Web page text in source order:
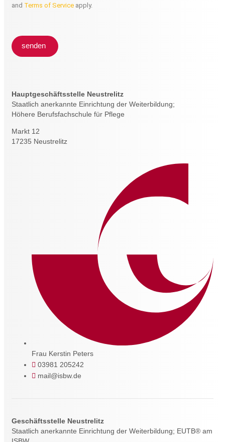
and Terms of Service apply.
senden
Hauptgeschäftsstelle Neustrelitz
Staatlich anerkannte Einrichtung der Weiterbildung;
Höhere Berufsfachschule für Pflege
Markt 12
17235 Neustrelitz
Frau Kerstin Peters
03981 205242
mail@isbw.de
Geschäftsstelle Neustrelitz
Staatlich anerkannte Einrichtung der Weiterbildung; EUTB® am